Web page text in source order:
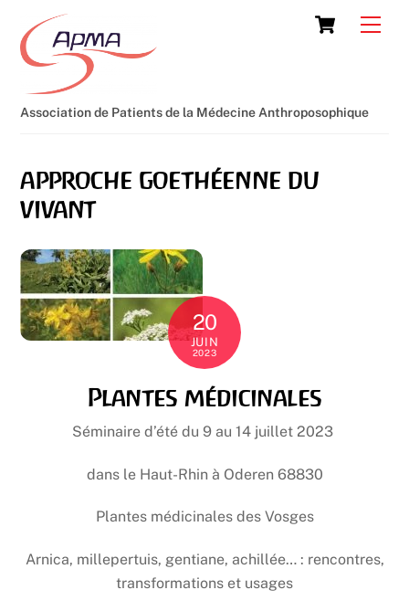
content
Cart
Association de Patients de la Médecine Anthroposophique
approche goethéenne du
vivant
20
JUIN
2023
Plantes médicinales
Séminaire d’été du 9 au 14 juillet 2023
dans le Haut-Rhin à Oderen 68830
Plantes médicinales des Vosges
Arnica, millepertuis, gentiane, achillée… : rencontres,
transformations et usages